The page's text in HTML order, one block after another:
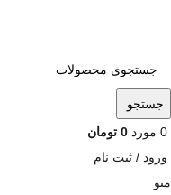
جستجو
0 مورد 0 تومان
ورود / ثبت نام
منو